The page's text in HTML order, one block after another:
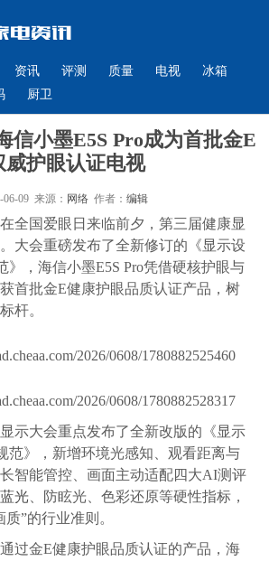
资讯 评测 质量 电视
冰箱
厨卫
信小墨E5S Pro成为首批金E
威护眼认证电视
09 来源： 网络作者： 编辑
国爱眼日来临前夕，第三届健康显
大会重磅发布了全新修订的《显示设
》，海信小墨E5S Pro凭借硬核护眼与
首批金E健康护眼品质认证产品，树
杆。
大会重点发布了全新改版的《显示
范》，新增环境光感知、观看距离与
智能管控、画面主动适配四大AI测评
蓝光 、防眩光、色彩还原等硬性指标，
”的行业准则。
金E健康护眼品质认证的产品，海